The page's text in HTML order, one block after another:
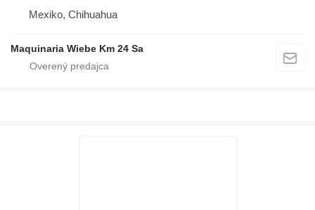
Mexiko, Chihuahua
Maquinaria Wiebe Km 24 Sa